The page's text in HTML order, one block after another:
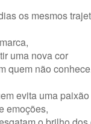
os mesmos
uma nova cor
quem não
evita uma paixão
emoções,